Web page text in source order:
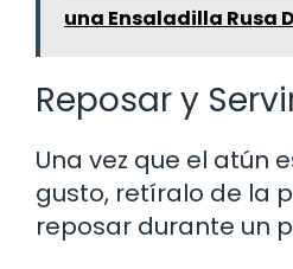
una Ensaladilla Rusa
Reposar y
Una vez que el atún
gusto, retíralo de la
reposar durante un